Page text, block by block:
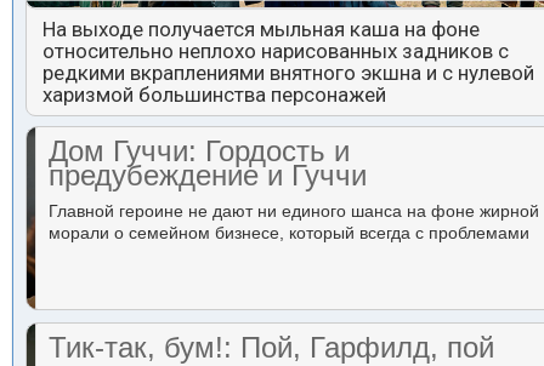
На выходе получается мыльная каша на фоне
относительно неплохо нарисованных задников с
редкими вкраплениями внятного экшна и с нулевой
харизмой большинства персонажей
Дом Гуччи: Гордость и
предубеждение и Гуччи
Главной героине не дают ни единого шанса на фоне жирной
морали о семейном бизнесе, который всегда с проблемами
Тик-так, бум!: Пой, Гарфилд, пой